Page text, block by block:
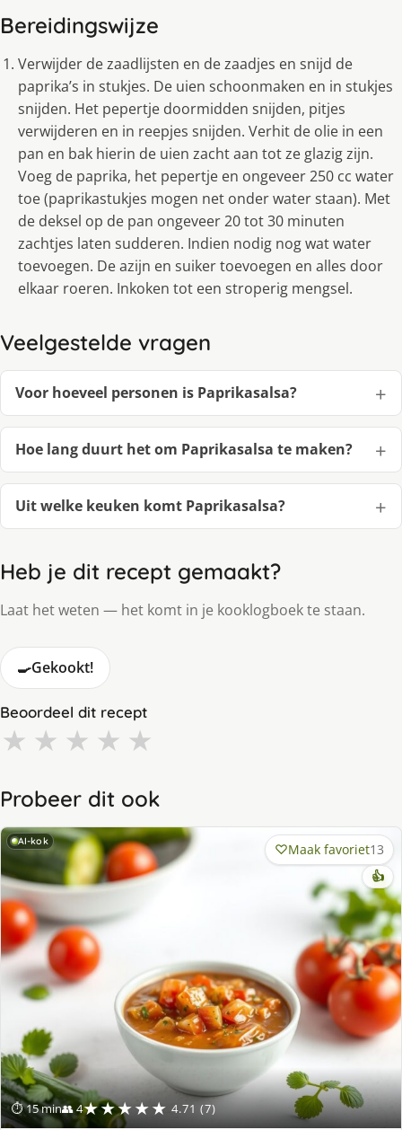
Bereidingswijze
Verwijder de zaadlijsten en de zaadjes en snijd de
paprika’s in stukjes. De uien schoonmaken en in stukjes
snijden. Het pepertje doormidden snijden, pitjes
verwijderen en in reepjes snijden. Verhit de olie in een
pan en bak hierin de uien zacht aan tot ze glazig zijn.
Voeg de paprika, het pepertje en ongeveer 250 cc water
toe (paprikastukjes mogen net onder water staan). Met
de deksel op de pan ongeveer 20 tot 30 minuten
zachtjes laten sudderen. Indien nodig nog wat water
toevoegen. De azijn en suiker toevoegen en alles door
elkaar roeren. Inkoken tot een stroperig mengsel.
Veelgestelde vragen
Voor hoeveel personen is Paprikasalsa?
Hoe lang duurt het om Paprikasalsa te maken?
Uit welke keuken komt Paprikasalsa?
Heb je dit recept gemaakt?
Laat het weten — het komt in je kooklogboek te staan.
🍳Gekookt!
Beoordeel dit recept
★ ★ ★ ★ ★
Probeer dit ook
AI-kok
⏱ 15 min👥 4★★★★★ 4.71 (7)
Maak favoriet13
👍